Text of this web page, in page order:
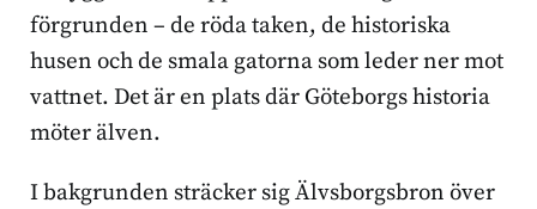
förgrunden – de röda taken, de historiska
husen och de smala gatorna som leder ner mot
vattnet. Det är en plats där Göteborgs historia
möter älven.
I bakgrunden sträcker sig Älvsborgsbron över